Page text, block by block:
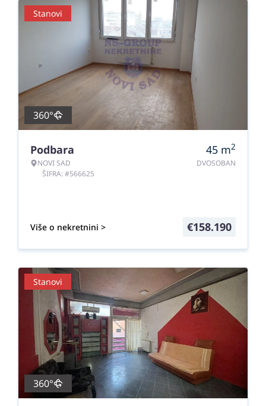
Stanovi
360°
Podbara
NOVI SAD
ŠIFRA: #566625
45 m2
DVOSOBAN
Više o nekretnini > €158.190
Stanovi
360°